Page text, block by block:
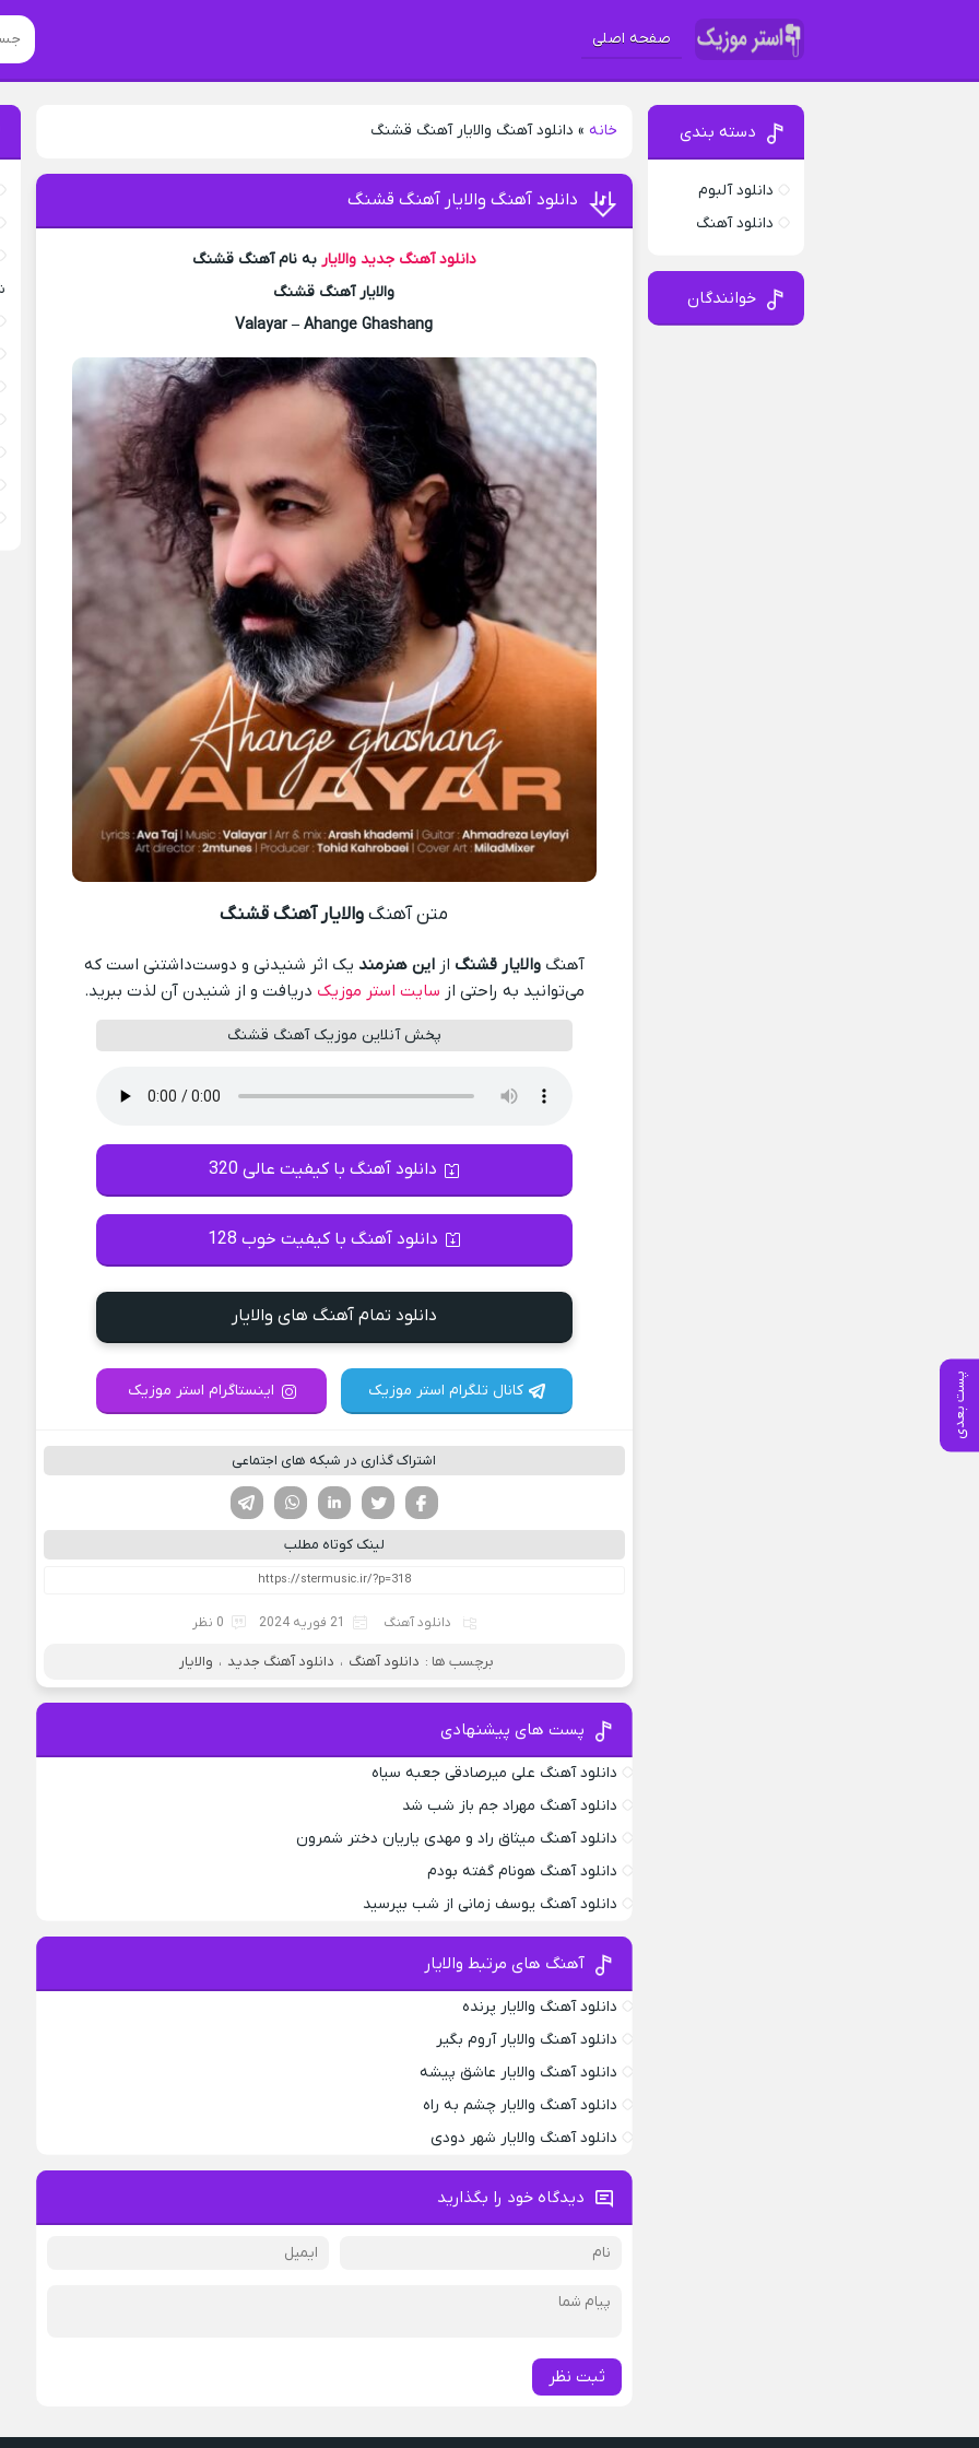
صفحه اصلی
خانه » دانلود آهنگ والایار آهنگ قشنگ
پست بعدی
دانلود آهنگ والایار آهنگ قشنگ
دانلود آهنگ جدید والایار به نام آهنگ قشنگ
والایار آهنگ قشنگ
Valayar – Ahange Ghashang
متن آهنگوالایار آهنگ قشنگ
آهنگوالایار قشنگ ازاین هنرمند یک اثر شنیدنی و دوست‌داشتنی است که
می‌توانید به راحتی از سایت استر موزیک دریافت و از شنیدن آن لذت ببرید.
پخش آنلاین موزیک آهنگ قشنگ
دانلود آهنگ با کیفیت عالی 320
دانلود آهنگ با کیفیت خوب 128
دانلود تمام آهنگ های والایار
کانال تلگرام استر موزیک اینستاگرام استر موزیک
اشتراک گذاری در شبکه های اجتماعی
لینکدین تویتر
فیسوک
لینک کوتاه مطلب
دانلود آهنگ 21 فوریه 2024 0 نظر
برچسب ها : دانلود آهنگ ، دانلود آهنگ جدید ، والایار
پست های پیشنهادی
دانلود آهنگ علی میرصادقی جعبه سیاه
دانلود آهنگ مهراد جم باز شب شد
دانلود آهنگ میثاق راد و مهدی یاریان دختر شمرون
دانلود آهنگ هونام گفته بودم
دانلود آهنگ یوسف زمانی از شب بپرسید
آهنگ های مرتبط والایار
دانلود آهنگ والایار پرنده
دانلود آهنگ والایار آروم بگیر
دانلود آهنگ والایار عاشق پیشه
دانلود آهنگ والایار چشم به راه
دانلود آهنگ والایار شهر دودی
دیدگاه خود را بگذارید
ثبت نظر
دسته بندی
دانلود آلبوم
دانلود آهنگ
خوانندگان